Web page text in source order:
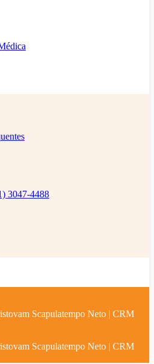
3047-4488
Scapulatempo Neto | CRM
Scapulatempo Neto | CRM